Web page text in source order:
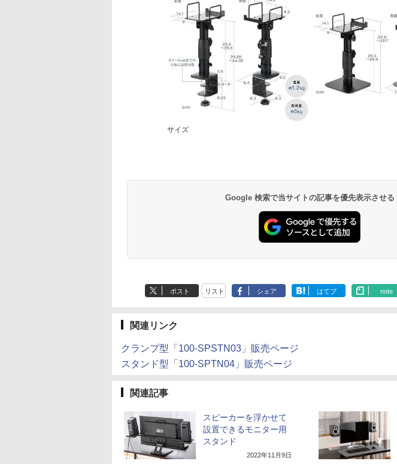
サイズ
Google 検索で当サイトの記事を優先表示させる
ポスト リスト シェア はてブ note
関連リンク
クランプ型「100-SPSTN03」販売ページ
スタンド型「100-SPTN04」販売ページ
関連記事
スピーカーを浮かせて
設置できるモニター用
スタンド
2022年11月9日